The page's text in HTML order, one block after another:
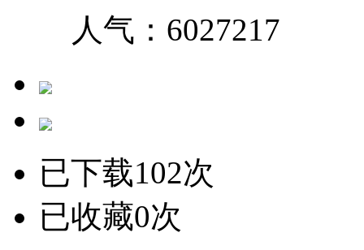
人气： 6027217
已下载102次
已收藏0次